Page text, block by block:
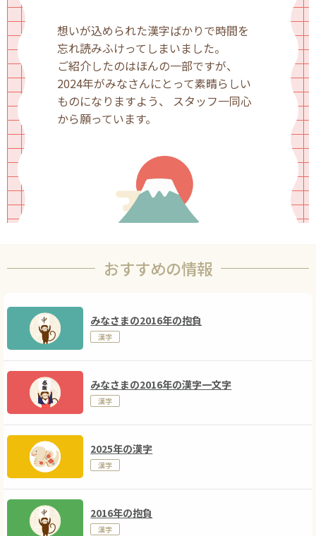
想いが込められた漢字ばかりで時間を
忘れ読みふけってしまいました。
ご紹介したのはほんの一部ですが、
2024年がみなさんにとって素晴らしい
ものになりますよう、 スタッフ一同心
から願っています。
おすすめの情報
みなさまの2016年の抱負
漢字
みなさまの2016年の漢字一文字
漢字
2025年の漢字
漢字
2016年の抱負
漢字